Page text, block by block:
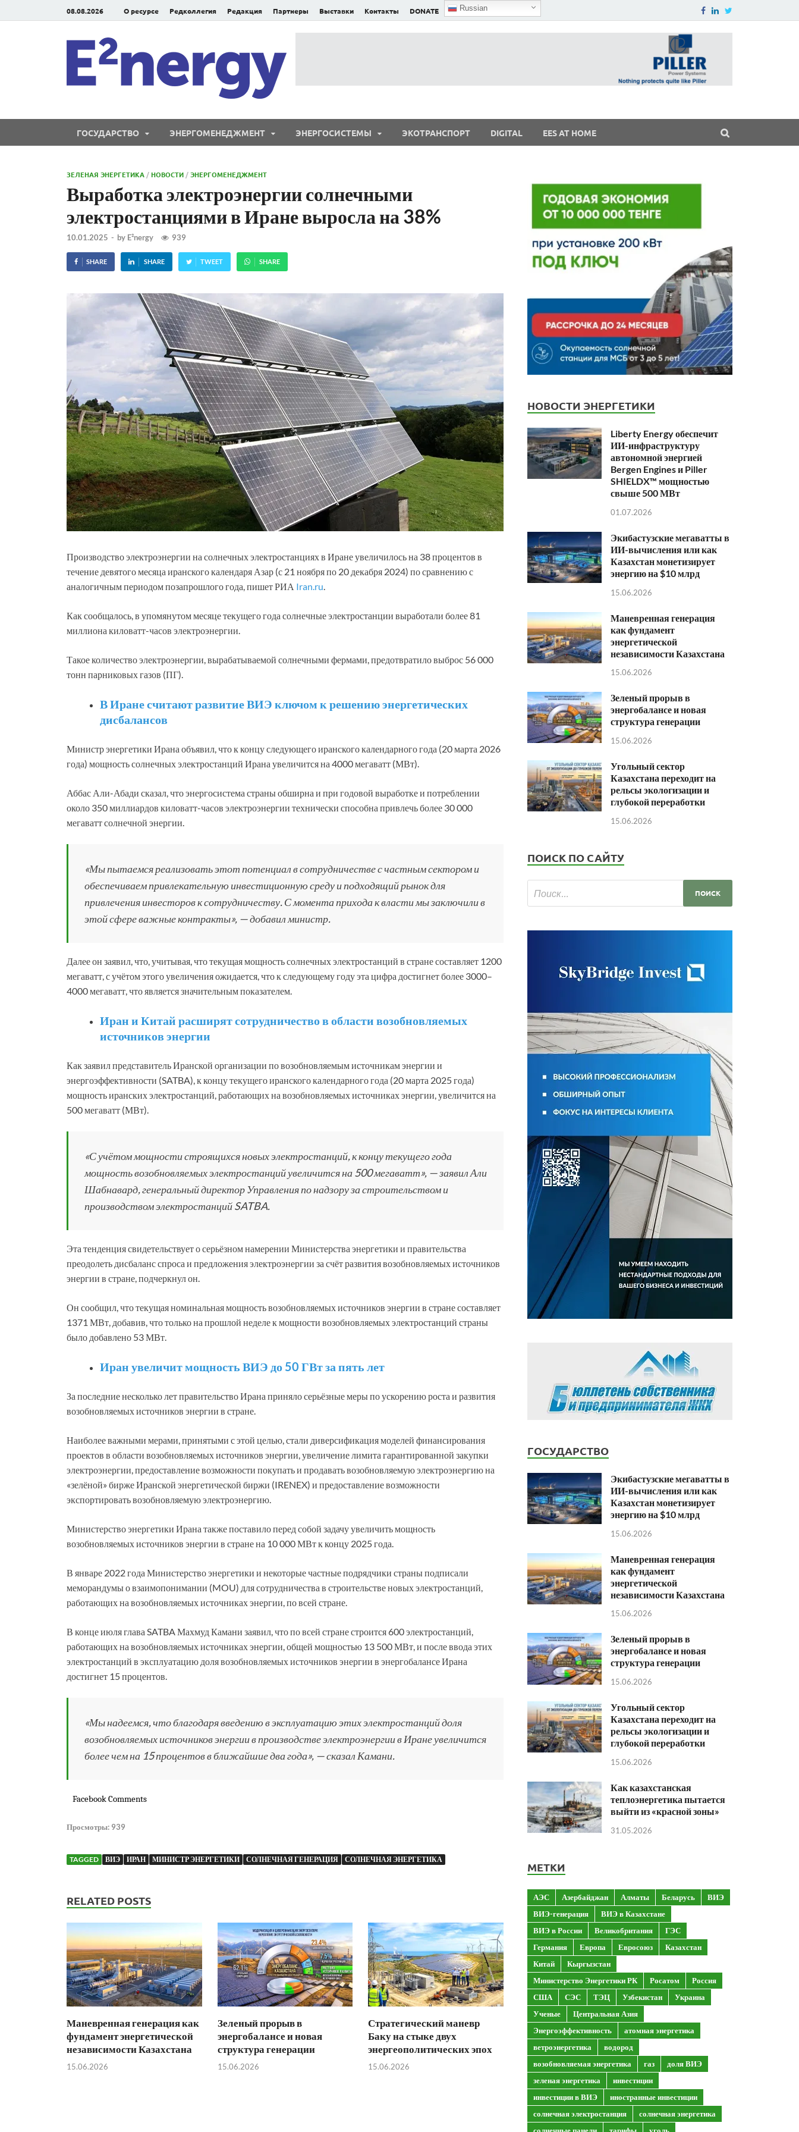
08.08.2026 О ресурсе Редколлегия Редакция Партнеры Выставки Контакты DONATE Russian
ГОСУДАРСТВО ЭНЕРГОМЕНЕДЖМЕНТ ЭНЕРГОСИСТЕМЫ ЭКОТРАНСПОРТ DIGITAL EES AT HOME
ЗЕЛЕНАЯ ЭНЕРГЕТИКА /НОВОСТИ /ЭНЕРГОМЕНЕДЖМЕНТ
Выработка электроэнергии солнечными
электростанциями в Иране выросла на 38%
10.01.2025 - by E²nergy 939
SHARE SHARE TWEET SHARE
Производство электроэнергии на солнечных электростанциях в Иране увеличилось на 38 процентов в
течение девятого месяца иранского календаря Азар (с 21 ноября по 20 декабря 2024) по сравнению с
аналогичным периодом позапрошлого года, пишет РИА Iran.ru.
Как сообщалось, в упомянутом месяце текущего года солнечные электростанции выработали более 81
миллиона киловатт-часов электроэнергии.
Такое количество электроэнергии, вырабатываемой солнечными фермами, предотвратило выброс 56 000
тонн парниковых газов (ПГ).
В Иране считают развитие ВИЭ ключом к решению энергетических
дисбалансов
Министр энергетики Ирана объявил, что к концу следующего иранского календарного года (20 марта 2026
года) мощность солнечных электростанций Ирана увеличится на 4000 мегаватт (МВт).
Аббас Али-Абади сказал, что энергосистема страны обширна и при годовой выработке и потреблении
около 350 миллиардов киловатт-часов электроэнергии технически способна привлечь более 30 000
мегаватт солнечной энергии.
«Мы пытаемся реализовать этот потенциал в сотрудничестве с частным сектором и
обеспечиваем привлекательную инвестиционную среду и подходящий рынок для
привлечения инвесторов к сотрудничеству. С момента прихода к власти мы заключили в
этой сфере важные контракты», — добавил министр.
Далее он заявил, что, учитывая, что текущая мощность солнечных электростанций в стране составляет 1200
мегаватт, с учётом этого увеличения ожидается, что к следующему году эта цифра достигнет более 3000–
4000 мегаватт, что является значительным показателем.
Иран и Китай расширят сотрудничество в области возобновляемых
источников энергии
Как заявил представитель Иранской организации по возобновляемым источникам энергии и
энергоэффективности (SATBA), к концу текущего иранского календарного года (20 марта 2025 года)
мощность иранских электростанций, работающих на возобновляемых источниках энергии, увеличится на
500 мегаватт (МВт).
«С учётом мощности строящихся новых электростанций, к концу текущего года
мощность возобновляемых электростанций увеличится на 500 мегаватт», — заявил Али
Шабнавард, генеральный директор Управления по надзору за строительством и
производством электростанций SATBA.
Эта тенденция свидетельствует о серьёзном намерении Министерства энергетики и правительства
преодолеть дисбаланс спроса и предложения электроэнергии за счёт развития возобновляемых источников
энергии в стране, подчеркнул он.
Он сообщил, что текущая номинальная мощность возобновляемых источников энергии в стране составляет
1371 МВт, добавив, что только на прошлой неделе к мощности возобновляемых электростанций страны
было добавлено 53 МВт.
Иран увеличит мощность ВИЭ до 50 ГВт за пять лет
За последние несколько лет правительство Ирана приняло серьёзные меры по ускорению роста и развития
возобновляемых источников энергии в стране.
Наиболее важными мерами, принятыми с этой целью, стали диверсификация моделей финансирования
проектов в области возобновляемых источников энергии, увеличение лимита гарантированной закупки
электроэнергии, предоставление возможности покупать и продавать возобновляемую электроэнергию на
«зелёной» бирже Иранской энергетической биржи (IRENEX) и предоставление возможности
экспортировать возобновляемую электроэнергию.
Министерство энергетики Ирана также поставило перед собой задачу увеличить мощность
возобновляемых источников энергии в стране на 10 000 МВт к концу 2025 года.
В январе 2022 года Министерство энергетики и некоторые частные подрядчики страны подписали
меморандумы о взаимопонимании (MOU) для сотрудничества в строительстве новых электростанций,
работающих на возобновляемых источниках энергии, по всей стране.
В конце июля глава SATBA Махмуд Камани заявил, что по всей стране строится 600 электростанций,
работающих на возобновляемых источниках энергии, общей мощностью 13 500 МВт, и после ввода этих
электростанций в эксплуатацию доля возобновляемых источников энергии в энергобалансе Ирана
достигнет 15 процентов.
«Мы надеемся, что благодаря введению в эксплуатацию этих электростанций доля
возобновляемых источников энергии в производстве электроэнергии в Иране увеличится
более чем на 15 процентов в ближайшие два года», — сказал Камани.
Facebook Comments
Просмотры: 939
TAGGED ВИЭ ИРАН МИНИСТР ЭНЕРГЕТИКИ СОЛНЕЧНАЯ ГЕНЕРАЦИЯ СОЛНЕЧНАЯ ЭНЕРГЕТИКА
RELATED POSTS
Маневренная генерация как
фундамент энергетической
независимости Казахстана
15.06.2026
Зеленый прорыв в
энергобалансе и новая
структура генерации
15.06.2026
Стратегический маневр
Баку на стыке двух
энергеополитических эпох
15.06.2026
НОВОСТИ ЭНЕРГЕТИКИ
Liberty Energy обеспечит
ИИ-инфраструктуру
автономной энергией
Bergen Engines и Piller
SHIELDX™ мощностью
свыше 500 МВт
01.07.2026
Экибастузские мегаватты в
ИИ-вычисления или как
Казахстан монетизирует
энергию на $10 млрд
15.06.2026
Маневренная генерация
как фундамент
энергетической
независимости Казахстана
15.06.2026
Зеленый прорыв в
энергобалансе и новая
структура генерации
15.06.2026
Угольный сектор
Казахстана переходит на
рельсы экологизации и
глубокой переработки
15.06.2026
ПОИСК ПО САЙТУ
ГОСУДАРСТВО
Экибастузские мегаватты в
ИИ-вычисления или как
Казахстан монетизирует
энергию на $10 млрд
15.06.2026
Маневренная генерация
как фундамент
энергетической
независимости Казахстана
15.06.2026
Зеленый прорыв в
энергобалансе и новая
структура генерации
15.06.2026
Угольный сектор
Казахстана переходит на
рельсы экологизации и
глубокой переработки
15.06.2026
Как казахстанская
теплоэнергетика пытается
выйти из «красной зоны»
31.05.2026
МЕТКИ
АЭС Азербайджан Алматы Беларусь
ВИЭ
ВИЭ-генерация
ВИЭ в Казахстане
ВИЭ в России
Великобритания
ГЭС
Германия
Европа Евросоюз
Казахстан
Китай
Кыргызстан
Министерство Энергетики РК
Росатом
Россия
США
СЭС ТЭЦ Узбекистан
Украина
Ученые
Центральная Азия
Энергоэффективность
атомная энергетика
ветроэнергетика
водород
возобновляемая энергетика
газ
доля ВИЭ
зеленая энергетика
инвестиции
инвестиции в ВИЭ
иностранные инвестиции
солнечная электростанция
солнечная энергетика
солнечные панели
тарифы уголь